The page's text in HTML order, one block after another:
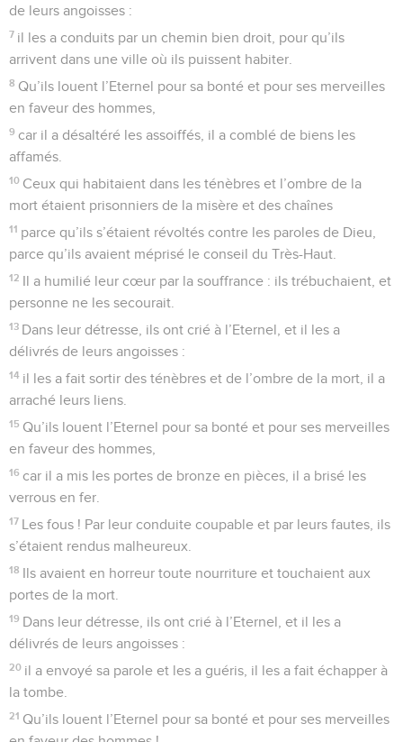
de leurs angoisses :
7 il les a conduits par un chemin bien droit, pour qu’ils
arrivent dans une ville où ils puissent habiter.
8 Qu’ils louent l’Eternel pour sa bonté et pour ses merveilles
en faveur des hommes,
9 car il a désaltéré les assoiffés, il a comblé de biens les
affamés.
10 Ceux qui habitaient dans les ténèbres et l’ombre de la
mort étaient prisonniers de la misère et des chaînes
11 parce qu’ils s’étaient révoltés contre les paroles de Dieu,
parce qu’ils avaient méprisé le conseil du Très-Haut.
12 Il a humilié leur cœur par la souffrance : ils trébuchaient, et
personne ne les secourait.
13 Dans leur détresse, ils ont crié à l’Eternel, et il les a
délivrés de leurs angoisses :
14 il les a fait sortir des ténèbres et de l’ombre de la mort, il a
arraché leurs liens.
15 Qu’ils louent l’Eternel pour sa bonté et pour ses merveilles
en faveur des hommes,
16 car il a mis les portes de bronze en pièces, il a brisé les
verrous en fer.
17 Les fous ! Par leur conduite coupable et par leurs fautes, ils
s’étaient rendus malheureux.
18 Ils avaient en horreur toute nourriture et touchaient aux
portes de la mort.
19 Dans leur détresse, ils ont crié à l’Eternel, et il les a
délivrés de leurs angoisses :
20 il a envoyé sa parole et les a guéris, il les a fait échapper à
la tombe.
21 Qu’ils louent l’Eternel pour sa bonté et pour ses merveilles